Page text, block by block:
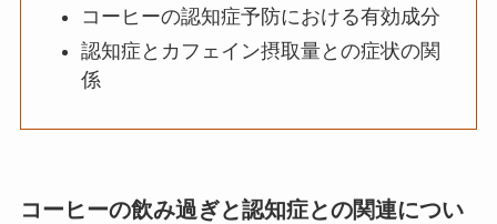
コーヒーの認知症予防における有効成分
認知症とカフェイン摂取量との症状の関
係
コーヒーの飲み過ぎと認知症との関連につい